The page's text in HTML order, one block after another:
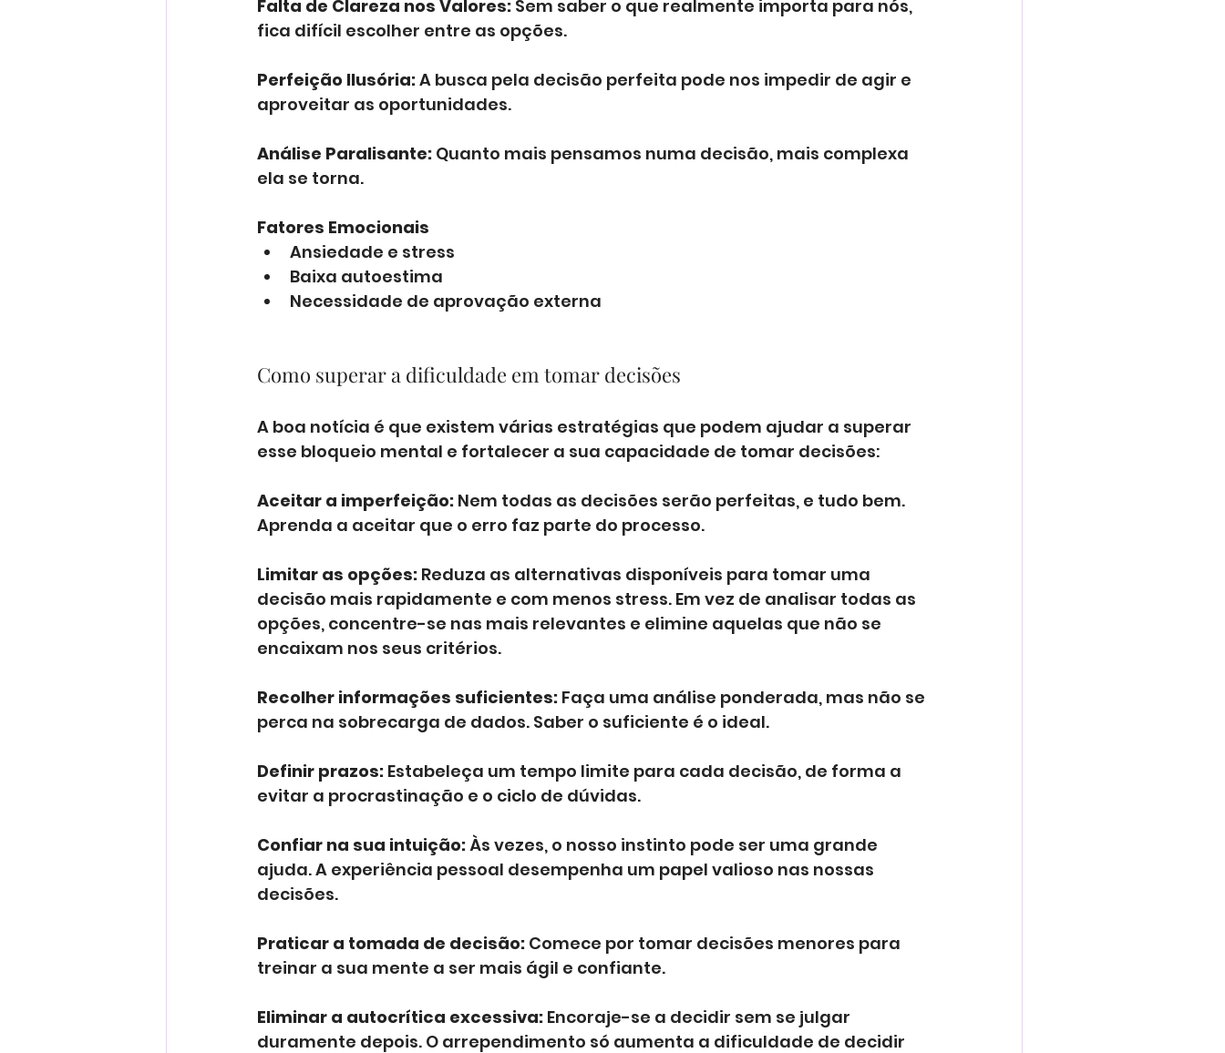
Falta de Clareza nos Valores: Sem saber o que realmente importa para nós,
fica difícil escolher entre as opções.
Perfeição Ilusória: A busca pela decisão perfeita pode nos impedir de agir e
aproveitar as oportunidades.
Análise Paralisante: Quanto mais pensamos numa decisão, mais complexa
ela se torna.
Fatores Emocionais
Ansiedade e stress
Baixa autoestima
Necessidade de aprovação externa
Como superar a dificuldade em tomar decisões
A boa notícia é que existem várias estratégias que podem ajudar a superar
esse bloqueio mental e fortalecer a sua capacidade de tomar decisões:
Aceitar a imperfeição: Nem todas as decisões serão perfeitas, e tudo bem.
Aprenda a aceitar que o erro faz parte do processo.
Limitar as opções: Reduza as alternativas disponíveis para tomar uma
decisão mais rapidamente e com menos stress. Em vez de analisar todas as
opções, concentre-se nas mais relevantes e elimine aquelas que não se
encaixam nos seus critérios.
Recolher informações suficientes: Faça uma análise ponderada, mas não se
perca na sobrecarga de dados. Saber o suficiente é o ideal.
Definir prazos: Estabeleça um tempo limite para cada decisão, de forma a
evitar a procrastinação e o ciclo de dúvidas.
Confiar na sua intuição: Às vezes, o nosso instinto pode ser uma grande
ajuda. A experiência pessoal desempenha um papel valioso nas nossas
decisões.
Praticar a tomada de decisão: Comece por tomar decisões menores para
treinar a sua mente a ser mais ágil e confiante.
Eliminar a autocrítica excessiva: Encoraje-se a decidir sem se julgar
duramente depois. O arrependimento só aumenta a dificuldade de decidir